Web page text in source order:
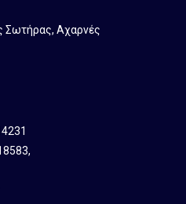
Αχαρνές
,